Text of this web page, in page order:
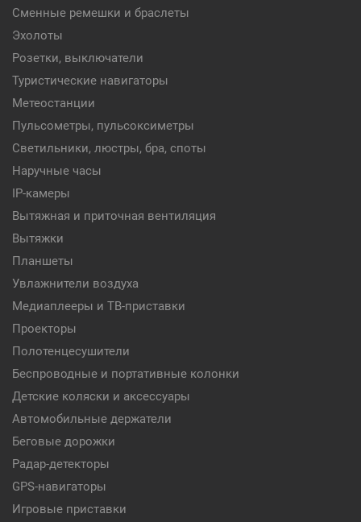
Сменные ремешки и браслеты
Эхолоты
Розетки, выключатели
Туристические навигаторы
Метеостанции
Пульсометры, пульсоксиметры
Светильники, люстры, бра, споты
Наручные часы
IP-камеры
Вытяжная и приточная вентиляция
Вытяжки
Планшеты
Увлажнители воздуха
Медиаплееры и ТВ-приставки
Проекторы
Полотенцесушители
Беспроводные и портативные колонки
Детские коляски и аксессуары
Автомобильные держатели
Беговые дорожки
Радар-детекторы
GPS-навигаторы
Игровые приставки